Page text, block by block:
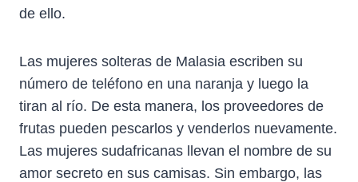
de ello.
Las mujeres solteras de Malasia escriben su
número de teléfono en una naranja y luego la
tiran al río. De esta manera, los proveedores de
frutas pueden pescarlos y venderlos nuevamente.
Las mujeres sudafricanas llevan el nombre de su
amor secreto en sus camisas. Sin embargo, las